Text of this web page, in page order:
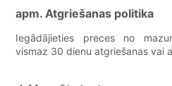
apm. Atgriešanas politika
Iegādājieties preces no
vismaz 30 dienu atgriešanas vai